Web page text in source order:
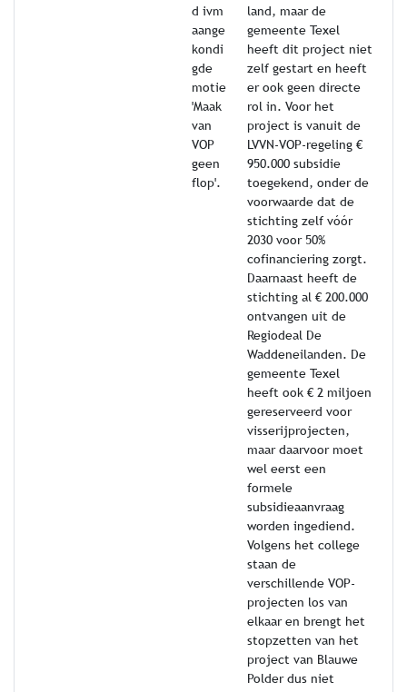
d ivm
aange
kondi
gde
motie
'Maak
van
VOP
geen
flop'.
land, maar de
gemeente Texel
heeft dit project niet
zelf gestart en heeft
er ook geen directe
rol in. Voor het
project is vanuit de
LVVN-VOP-regeling €
950.000 subsidie
toegekend, onder de
voorwaarde dat de
stichting zelf vóór
2030 voor 50%
cofinanciering zorgt.
Daarnaast heeft de
stichting al € 200.000
ontvangen uit de
Regiodeal De
Waddeneilanden. De
gemeente Texel
heeft ook € 2 miljoen
gereserveerd voor
visserijprojecten,
maar daarvoor moet
wel eerst een
formele
subsidieaanvraag
worden ingediend.
Volgens het college
staan de
verschillende VOP-
projecten los van
elkaar en brengt het
stopzetten van het
project van Blauwe
Polder dus niet